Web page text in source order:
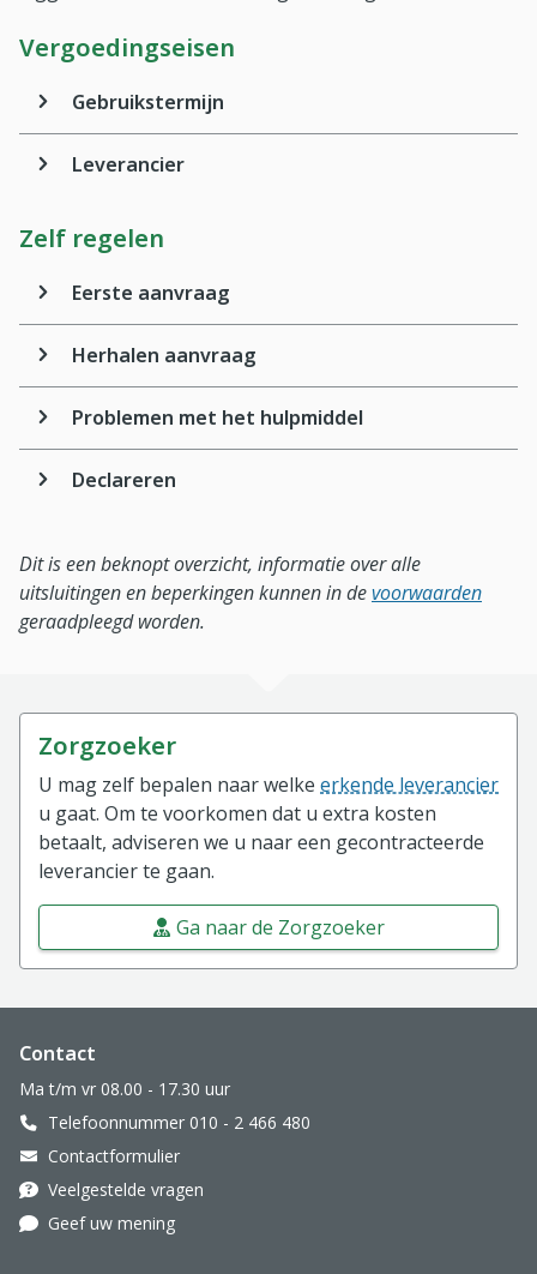
Vergoedingseisen
Gebruikstermijn
Leverancier
Zelf regelen
Eerste aanvraag
Herhalen aanvraag
Problemen met het hulpmiddel
Declareren
Dit is een beknopt overzicht, informatie over alle
uitsluitingen en beperkingen kunnen in devoorwaarden
geraadpleegd worden.
Zorgzoeker
U mag zelf bepalen naar welke erkende leverancier
u gaat. Om te voorkomen dat u extra kosten
betaalt, adviseren we u naar een gecontracteerde
leverancier te gaan.
Ga naar de Zorgzoeker
Website footer
Contact
Ma t/m vr 08.00 - 17.30 uur
Telefoonnummer 010 - 2 466 480
Contactformulier
Veelgestelde vragen
Geef uw mening